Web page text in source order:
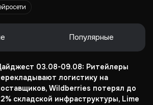
Популярные
03.08-09.08: Ритейлеры
логистику на
Wildberries потерял до
складской инфраструктуры, Lime